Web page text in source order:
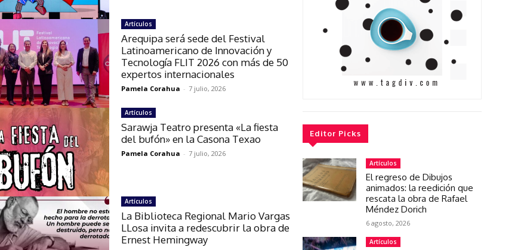
Artículos
Arequipa será sede del Festival
Latinoamericano de Innovación y
Tecnología FLIT 2026 con más de 50
expertos internacionales
Pamela Corahua - 7 julio, 2026
Artículos
Sarawja Teatro presenta «La fiesta
del bufón» en la Casona Texao
Pamela Corahua - 7 julio, 2026
Artículos
La Biblioteca Regional Mario Vargas
LLosa invita a redescubrir la obra de
Ernest Hemingway
Editor Picks
Artículos
El regreso de Dibujos
animados: la reedición que
rescata la obra de Rafael
Méndez Dorich
6 agosto, 2026
Artículos